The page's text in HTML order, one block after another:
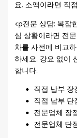
요. 소액이라면 직
<p전문 상담: 복잡
심 상황이라면 전
차를 사전에 비교
하세요. 강요 없이
합니다.
직접 납부 장
직접 납부 단
전문업체 장
전문업체 단